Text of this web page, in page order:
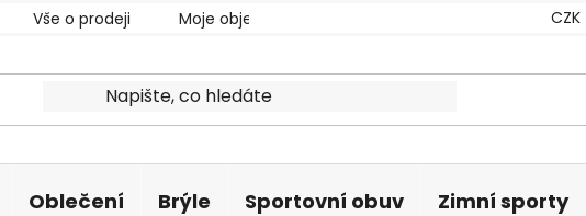
Vše o prodeji Moje objednávka CZK
Oblečení Brýle Sportovní obuv Zimní sporty